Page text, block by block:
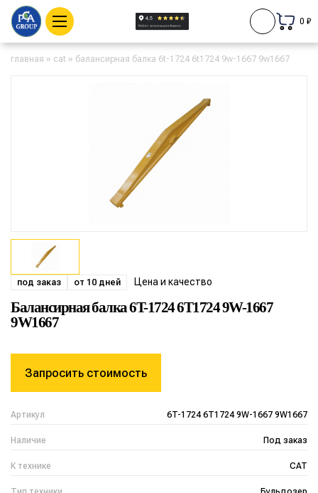
0 ₽
главная » cat » балансирная балка 6t-1724 6t1724 9w-1667 9w1667
под заказ от 10 дней Цена и качество
Балансирная балка 6T-1724 6T1724 9W-1667
9W1667
Артикул 6T-1724 6T1724 9W-1667 9W1667
Наличие Под заказ
К технике CAT
Запросить стоимость